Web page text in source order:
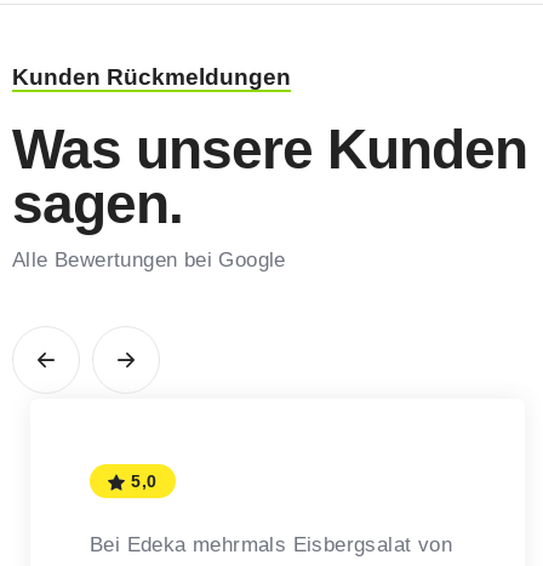
Kunden Rückmeldungen
Was unsere Kunden
sagen.
Alle Bewertungen bei Google
5,0
Bei Edeka mehrmals Eisbergsalat von